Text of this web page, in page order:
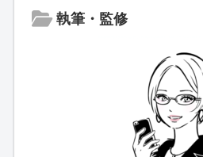
執筆・監修